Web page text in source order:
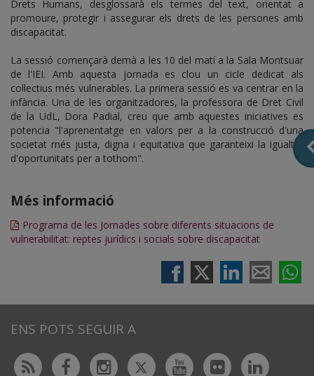
Drets Humans, desglossarà els termes del text, orientat a
promoure, protegir i assegurar els drets de les persones amb
discapacitat.
La sessió començarà demà a les 10 del matí a la Sala Montsuar
de l'IEI. Amb aquesta jornada es clou un cicle dedicat als
col·lectius més vulnerables. La primera sessió es va centrar en la
infància. Una de les organitzadores, la professora de Dret Civil
de la UdL, Dora Padial, creu que amb aquestes iniciatives es
potencia "l'aprenentatge en valors per a la construcció d'una
societat més justa, digna i equitativa que garanteixi la igualtat
d'oportunitats per a tothom".
Més informació
Programa de les Jornades sobre diferents situacions de
vulnerabilitat: reptes jurídics i socials sobre discapacitat
ENS POTS SEGUIR A
Rss FacebookInstagram
TwitterYoutubeFlickr